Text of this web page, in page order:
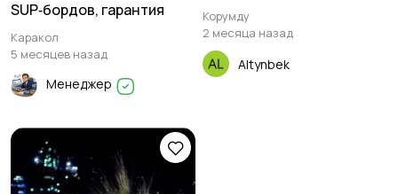
SUP‑бордов, гарантия
Каракол
5 месяцев назад
Менеджер
Корумду
2 месяца назад
Altynbek